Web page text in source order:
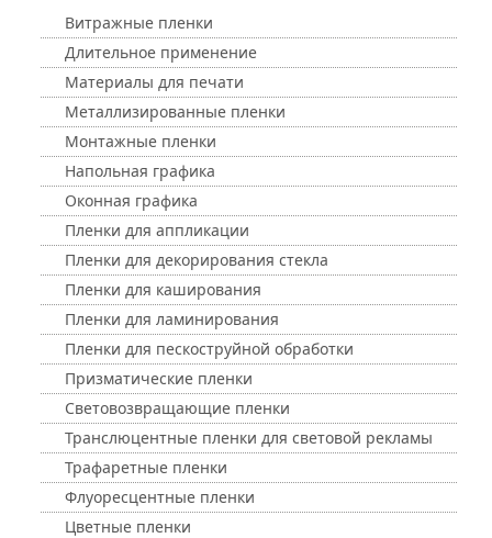
Витражные пленки
Длительное применение
Материалы для печати
Металлизированные пленки
Монтажные пленки
Напольная графика
Оконная графика
Пленки для аппликации
Пленки для декорирования стекла
Пленки для каширования
Пленки для ламинирования
Пленки для пескоструйной обработки
Призматические пленки
Световозвращающие пленки
Транслюцентные пленки для световой рекламы
Трафаретные пленки
Флуоресцентные пленки
Цветные пленки